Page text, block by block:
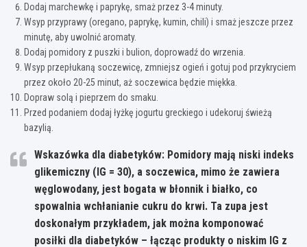
Dodaj marchewkę i paprykę, smaż przez 3-4 minuty.
Wsyp przyprawy (oregano, paprykę, kumin, chili) i smaż jeszcze przez
minutę, aby uwolnić aromaty.
Dodaj pomidory z puszki i bulion, doprowadź do wrzenia.
Wsyp przepłukaną soczewicę, zmniejsz ogień i gotuj pod przykryciem
przez około 20-25 minut, aż soczewica będzie miękka.
Dopraw solą i pieprzem do smaku.
Przed podaniem dodaj łyżkę jogurtu greckiego i udekoruj świeżą
bazylią.
Wskazówka dla diabetyków: Pomidory mają niski indeks
glikemiczny (IG = 30), a soczewica, mimo że zawiera
węglowodany, jest bogata w błonnik i białko, co
spowalnia wchłanianie cukru do krwi. Ta zupa jest
doskonałym przykładem, jak można komponować
posiłki dla diabetyków – łącząc produkty o niskim IG z